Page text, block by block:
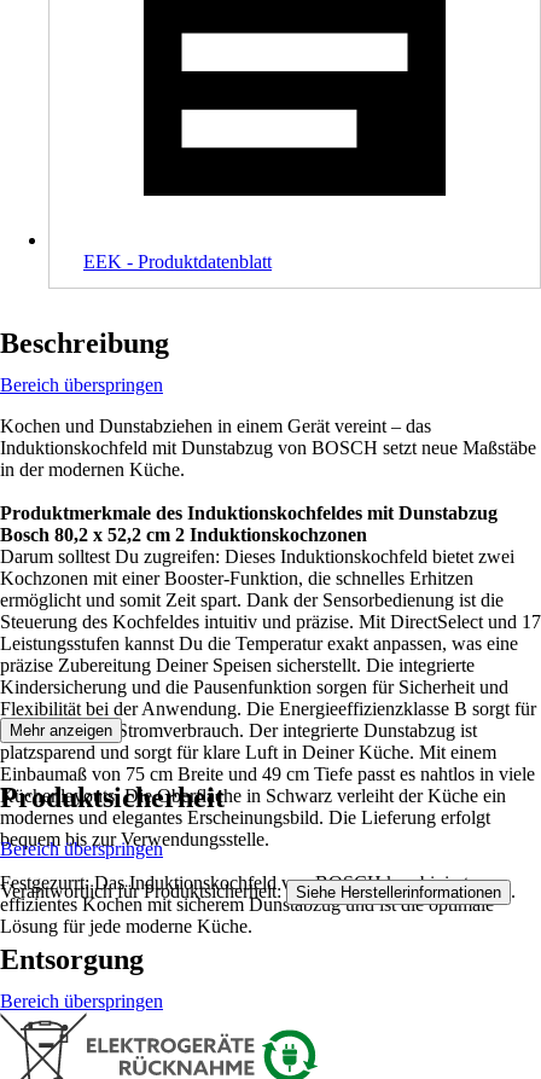
EEK - Produktdatenblatt
Beschreibung
Bereich überspringen
Kochen und Dunstabziehen in einem Gerät vereint – das
Induktionskochfeld mit Dunstabzug von BOSCH setzt neue Maßstäbe
in der modernen Küche.
Produktmerkmale des Induktionskochfeldes mit Dunstabzug
Bosch 80,2 x 52,2 cm 2 Induktionskochzonen
Darum solltest Du zugreifen: Dieses Induktionskochfeld bietet zwei
Kochzonen mit einer Booster-Funktion, die schnelles Erhitzen
ermöglicht und somit Zeit spart. Dank der Sensorbedienung ist die
Steuerung des Kochfeldes intuitiv und präzise. Mit DirectSelect und 17
Leistungsstufen kannst Du die Temperatur exakt anpassen, was eine
präzise Zubereitung Deiner Speisen sicherstellt. Die integrierte
Kindersicherung und die Pausenfunktion sorgen für Sicherheit und
Flexibilität bei der Anwendung. Die Energieeffizienzklasse B sorgt für
einen geringen Stromverbrauch. Der integrierte Dunstabzug ist
platzsparend und sorgt für klare Luft in Deiner Küche. Mit einem
Einbaumaß von 75 cm Breite und 49 cm Tiefe passt es nahtlos in viele
Küchenlayouts. Die Oberfläche in Schwarz verleiht der Küche ein
modernes und elegantes Erscheinungsbild. Die Lieferung erfolgt
bequem bis zur Verwendungsstelle.
Festgezurrt: Das Induktionskochfeld von BOSCH kombiniert
effizientes Kochen mit sicherem Dunstabzug und ist die optimale
Lösung für jede moderne Küche.
Mehr anzeigen
Produktsicherheit
Bereich überspringen
Verantwortlich für Produktsicherheit: Siehe Herstellerinformationen .
Entsorgung
Bereich überspringen